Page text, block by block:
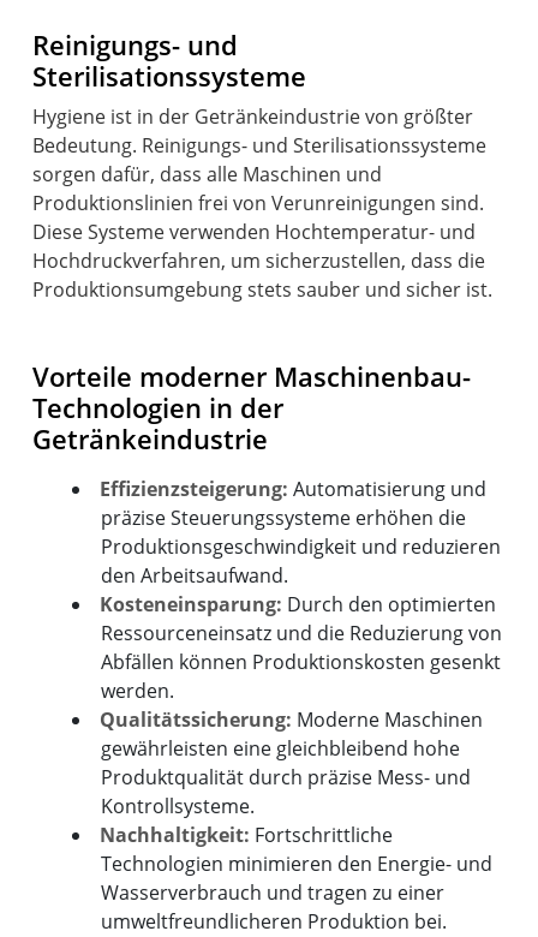
Reinigungs- und
Sterilisationssysteme
Hygiene ist in der Getränkeindustrie von größter
Bedeutung. Reinigungs- und Sterilisationssysteme
sorgen dafür, dass alle Maschinen und
Produktionslinien frei von Verunreinigungen sind.
Diese Systeme verwenden Hochtemperatur- und
Hochdruckverfahren, um sicherzustellen, dass die
Produktionsumgebung stets sauber und sicher ist.
Vorteile moderner Maschinenbau-
Technologien in der
Getränkeindustrie
Effizienzsteigerung: Automatisierung und
präzise Steuerungssysteme erhöhen die
Produktionsgeschwindigkeit und reduzieren
den Arbeitsaufwand.
Kosteneinsparung: Durch den optimierten
Ressourceneinsatz und die Reduzierung von
Abfällen können Produktionskosten gesenkt
werden.
Qualitätssicherung: Moderne Maschinen
gewährleisten eine gleichbleibend hohe
Produktqualität durch präzise Mess- und
Kontrollsysteme.
Nachhaltigkeit: Fortschrittliche
Technologien minimieren den Energie- und
Wasserverbrauch und tragen zu einer
umweltfreundlicheren Produktion bei.